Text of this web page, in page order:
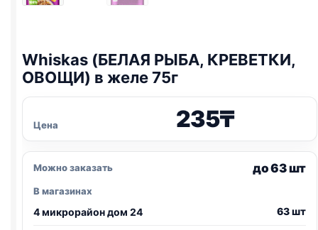
Whiskas (БЕЛАЯ РЫБА, КРЕВЕТКИ,
ОВОЩИ) в желе 75г
Цена 235₸
Можно заказать до 63 шт
В магазинах
4 микрорайон дом 24 63 шт